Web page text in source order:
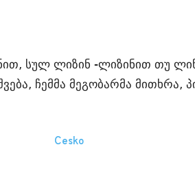
სულ ლიზინ -ლიზინით თუ
ჩემმა მეგობარმა მითხრა,